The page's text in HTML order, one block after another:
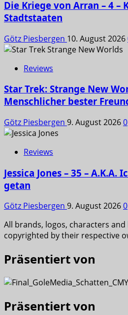
Die Kriege von Arran – 4 –
Stadtstaaten
Götz Piesbergen 10. August 2026
Reviews
Star Trek: Strange New
Menschlicher bester
Götz Piesbergen 9. August 20260
Reviews
Jessica Jones – 35 – A.K.A.
getan
Götz Piesbergen 9. August 20260
All brands, logos, characters and
copyrighted by their respective
Präsentiert von
Präsentiert von